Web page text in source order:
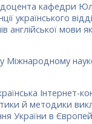
кафедри
українського
англійської мови
Міжнародному
Інтернет-
й методики
України в